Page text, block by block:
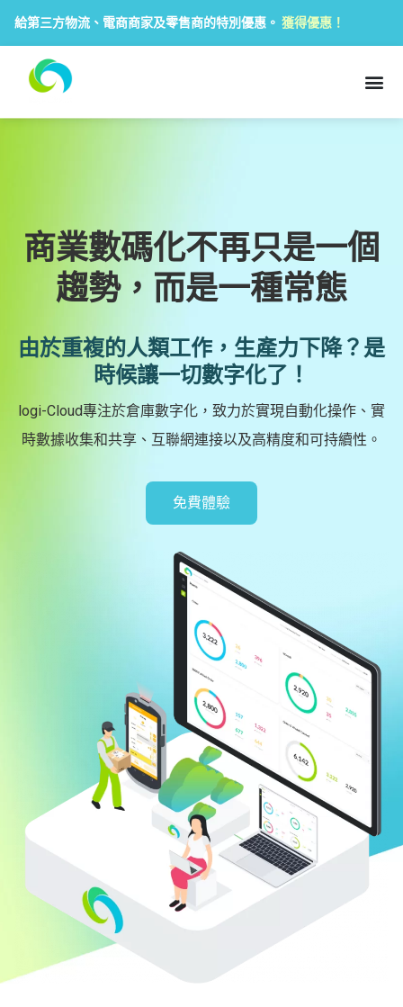
給第三方物流、電商商家及零售商的特別優惠。 獲得優惠！
商業數碼化不再只是一個
趨勢，而是一種常態
由於重複的人類工作，生產力下降？是
時候讓一切數字化了！
logi-Cloud專注於倉庫數字化，致力於實現自動化操作、實
時數據收集和共享、互聯網連接以及高精度和可持續性。
免費體驗